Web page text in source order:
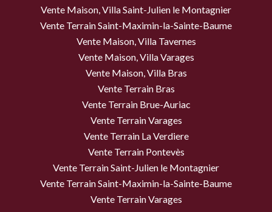
Vente Maison, Villa Saint-Julien le Montagnier
Vente Terrain Saint-Maximin-la-Sainte-Baume
Vente Maison, Villa Tavernes
Vente Maison, Villa Varages
Vente Maison, Villa Bras
Vente Terrain Bras
Vente Terrain Brue-Auriac
Vente Terrain Varages
Vente Terrain La Verdiere
Vente Terrain Pontevès
Vente Terrain Saint-Julien le Montagnier
Vente Terrain Saint-Maximin-la-Sainte-Baume
Vente Terrain Varages